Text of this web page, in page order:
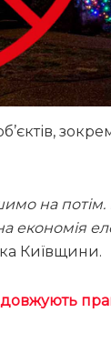
на
економія
Київщини.